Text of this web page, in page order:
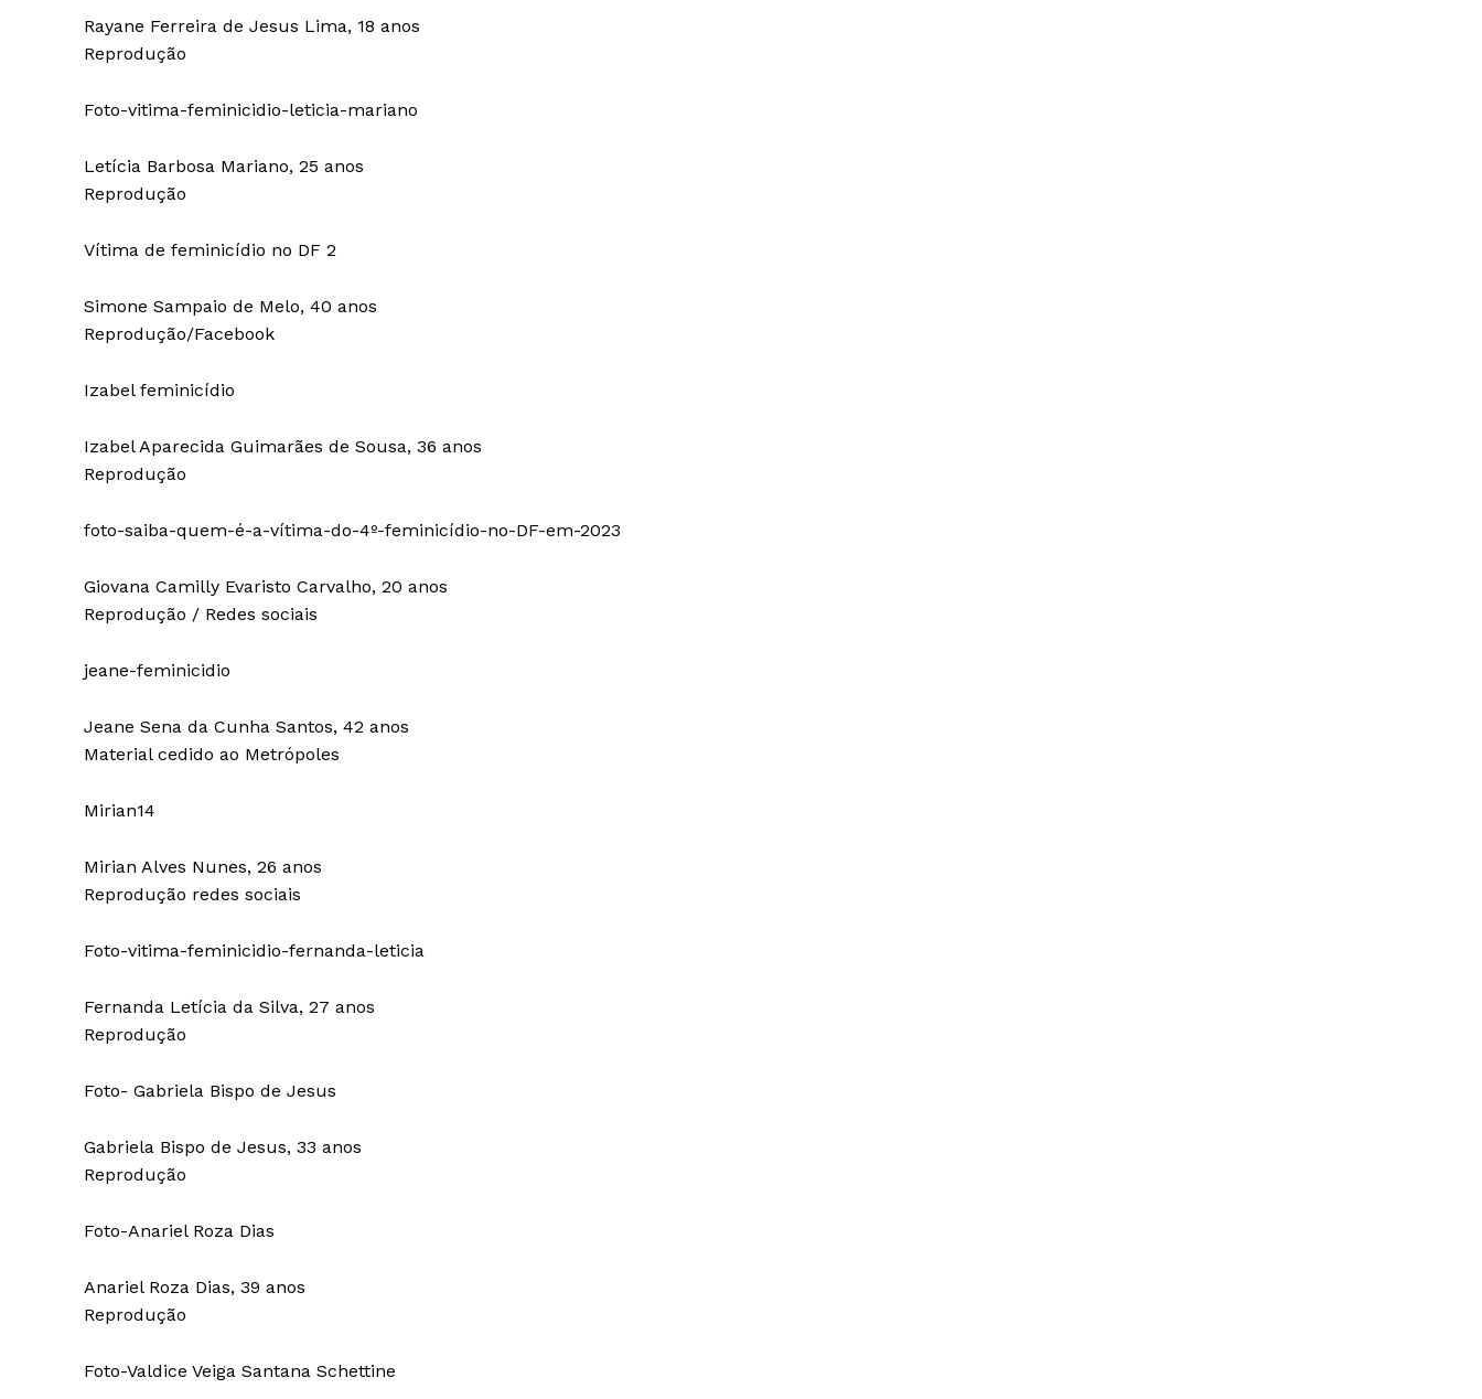
Rayane Ferreira de Jesus Lima, 18 anos
Reprodução
Foto-vitima-feminicidio-leticia-mariano
Letícia Barbosa Mariano, 25 anos
Reprodução
Vítima de feminicídio no DF 2
Simone Sampaio de Melo, 40 anos
Reprodução/Facebook
Izabel feminicídio
Izabel Aparecida Guimarães de Sousa, 36 anos
Reprodução
foto-saiba-quem-é-a-vítima-do-4º-feminicídio-no-DF-em-2023
Giovana Camilly Evaristo Carvalho, 20 anos
Reprodução / Redes sociais
jeane-feminicidio
Jeane Sena da Cunha Santos, 42 anos
Material cedido ao Metrópoles
Mirian14
Mirian Alves Nunes, 26 anos
Reprodução redes sociais
Foto-vitima-feminicidio-fernanda-leticia
Fernanda Letícia da Silva, 27 anos
Reprodução
Foto- Gabriela Bispo de Jesus
Gabriela Bispo de Jesus, 33 anos
Reprodução
Foto-Anariel Roza Dias
Anariel Roza Dias, 39 anos
Reprodução
Foto-Valdice Veiga Santana Schettine